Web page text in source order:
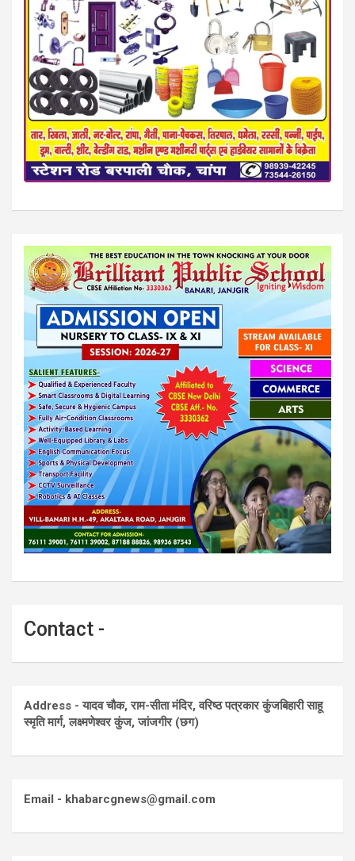
Contact -
Address - यादव चौक, राम-सीता मंदिर, वरिष्ठ पत्रकार कुंजबिहारी साहू
स्मृति मार्ग, लक्ष्मणेश्वर कुंज, जांजगीर (छग)
Email - khabarcgnews@gmail.com